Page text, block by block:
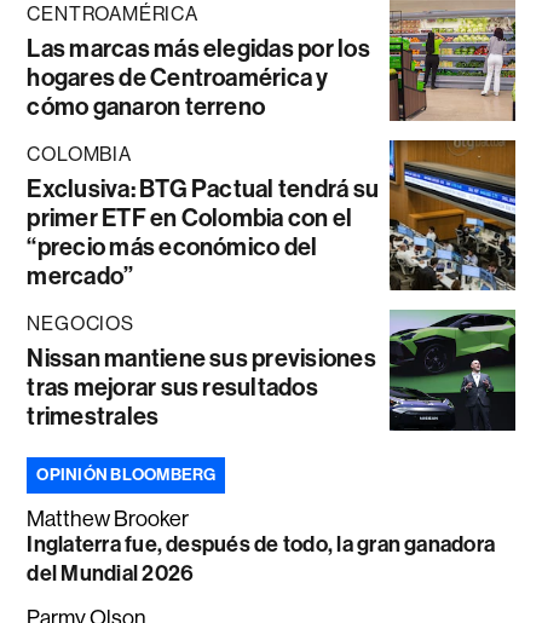
CENTROAMÉRICA
Las marcas más elegidas por los
hogares de Centroamérica y
cómo ganaron terreno
COLOMBIA
Exclusiva: BTG Pactual tendrá su
primer ETF en Colombia con el
“precio más económico del
mercado”
NEGOCIOS
Nissan mantiene sus previsiones
tras mejorar sus resultados
trimestrales
OPINIÓN BLOOMBERG
Matthew Brooker
Inglaterra fue, después de todo, la gran ganadora
del Mundial 2026
Parmy Olson